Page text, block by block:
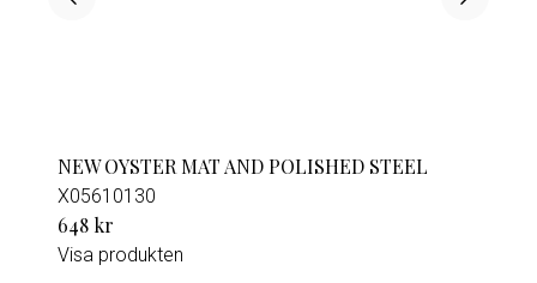
NEW OYSTER MAT AND POLISHED STEEL
X05610130
648 kr
Visa produkten